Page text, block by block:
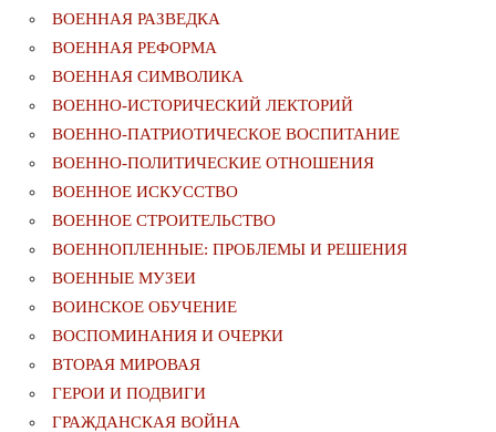
ВОЕННАЯ РАЗВЕДКА
ВОЕННАЯ РЕФОРМА
ВОЕННАЯ СИМВОЛИКА
ВОЕННО-ИСТОРИЧЕСКИЙ ЛЕКТОРИЙ
ВОЕННО-ПАТРИОТИЧЕСКОЕ ВОСПИТАНИЕ
ВОЕННО-ПОЛИТИЧЕСКИE ОТНОШЕНИЯ
ВОЕННОЕ ИСКУССТВО
ВОЕННОЕ СТРОИТЕЛЬСТВО
ВОЕННОПЛЕННЫЕ: ПРОБЛЕМЫ И РЕШЕНИЯ
ВОЕННЫЕ МУЗЕИ
ВОИНСКОЕ ОБУЧЕНИЕ
ВОСПОМИНАНИЯ И ОЧЕРКИ
ВТОРАЯ МИРОВАЯ
ГЕРОИ И ПОДВИГИ
ГРАЖДАНСКАЯ ВОЙНА